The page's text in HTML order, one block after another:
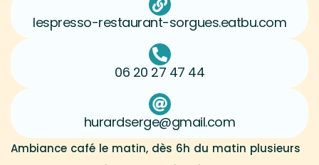
lespresso-restaurant-sorgues.eatbu.com
06 20 27 47 44
hurardserge@gmail.com
Ambiance café le matin, dès 6h du matin plusieurs